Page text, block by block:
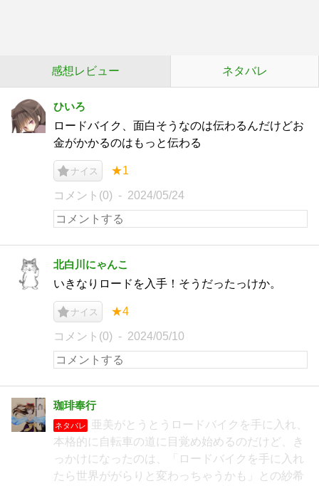
感想レビュー ネタバレ
ひいろ
ロードバイク、面白そうなのは伝わるんだけどお
金がかかるのはもっと伝わる
ナイス ★1
コメント(0) 2024/05/24
北白川にゃんこ
いきなりロードを入手！そうだったっけか。
ナイス ★4
コメント(0) 2024/05/10
珈琲奉行
ネタバレ
亜美がとうとうロードバイクを手に入れ、
本格的に自転車の道に目覚め始めるのだけど、き
っかけになったのは、「ロードバイクを手に入れ
たら世界ががらりと変わっちゃうかも」との紗希